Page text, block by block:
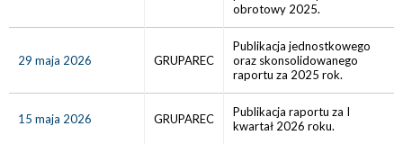
obrotowy 2025.
29 maja 2026 GRUPAREC
Publikacja jednostkowego
oraz skonsolidowanego
raportu za 2025 rok.
15 maja 2026 GRUPAREC
Publikacja raportu za I
kwartał 2026 roku.